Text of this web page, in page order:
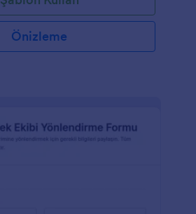
Önizleme